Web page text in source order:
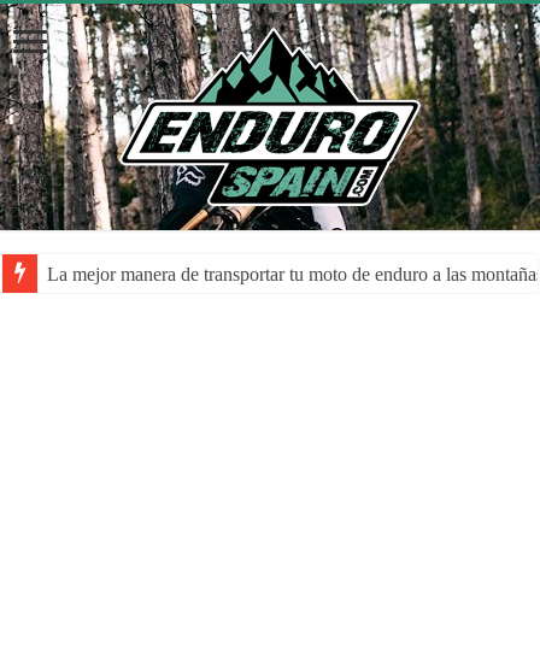
La mejor manera de transportar tu moto de enduro a las